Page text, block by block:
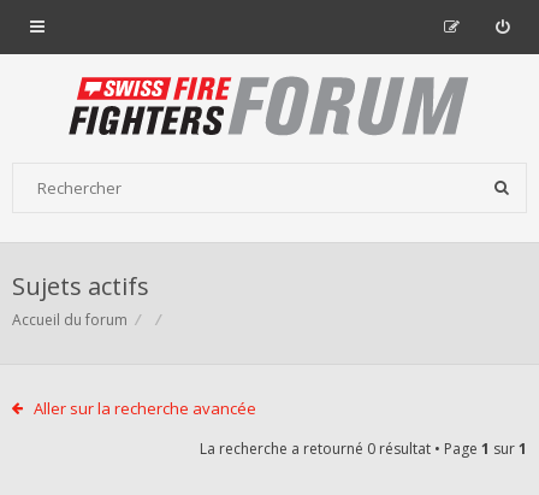
Sujets actifs
Accueil du forum
Aller sur la recherche avancée
La recherche a retourné 0 résultat • Page 1 sur1